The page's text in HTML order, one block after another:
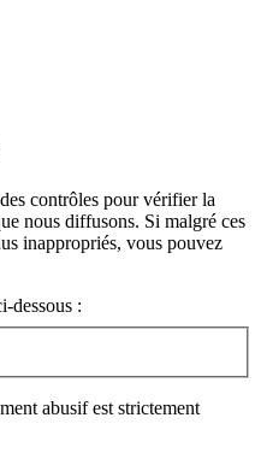
contrôles pour vérifier la
nous diffusons. Si malgré ces
inappropriés, vous pouvez
dessous :
abusif est strictement